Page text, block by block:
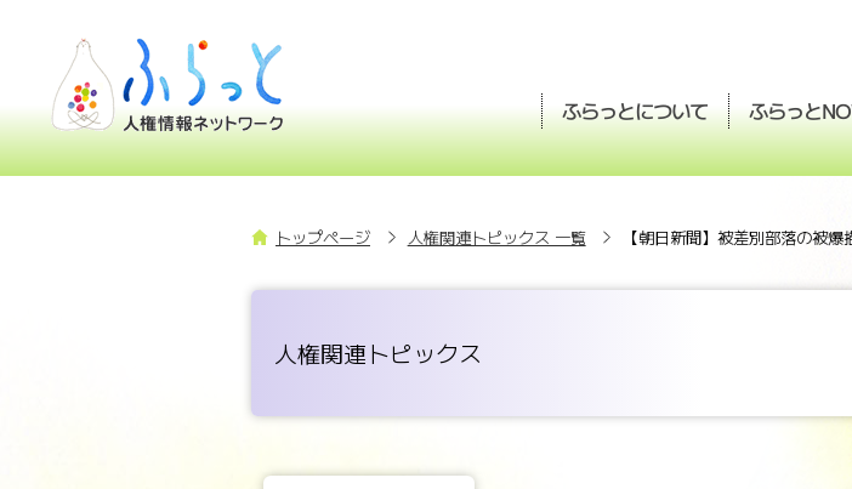
ふらっとについて ふらっと
トップページ 人権関連トピックス 一覧 【朝日新聞】被差別部落の被
人権関連トピックス